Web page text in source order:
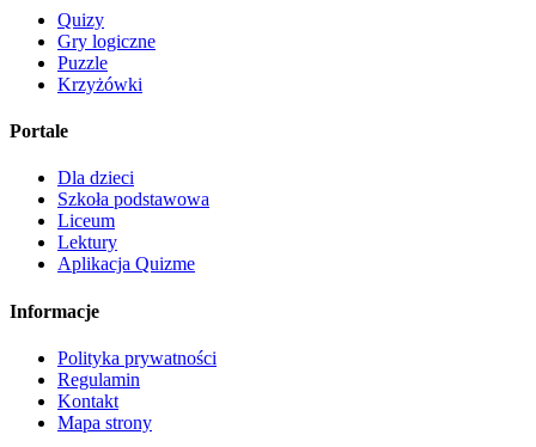
Quizy
Gry logiczne
Puzzle
Krzyżówki
Portale
Dla dzieci
Szkoła podstawowa
Liceum
Lektury
Aplikacja Quizme
Informacje
Polityka prywatności
Regulamin
Kontakt
Mapa strony